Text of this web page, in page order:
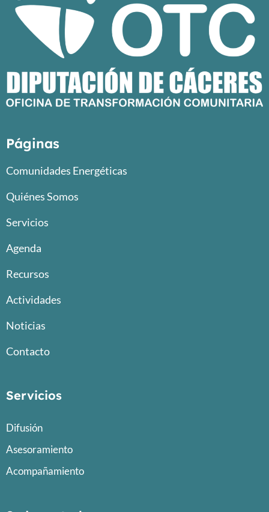
Páginas
Comunidades Energéticas
Quiénes Somos
Servicios
Agenda
Recursos
Actividades
Noticias
Contacto
Servicios
Difusión
Asesoramiento
Acompañamiento